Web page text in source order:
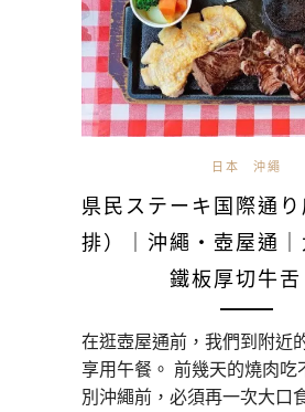
日本 沖繩
県民ステーキ国際通
排）｜沖繩・壺屋通｜
鐵板厚切牛舌
在逛壺屋通前，我們到附近
享用午餐。 前幾天的燒肉吃
別沖繩前，必須再一次大口